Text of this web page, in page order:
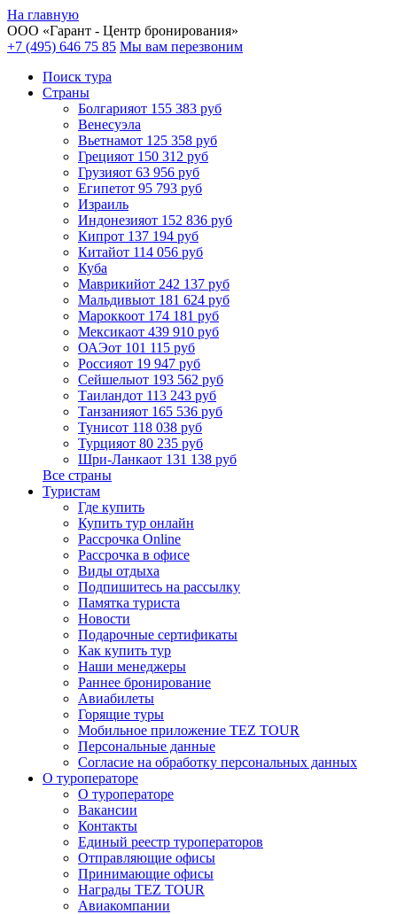
На главную
ООО «Гарант - Центр бронирования»
+7 (495) 646 75 85 Мы вам перезвоним
Поиск тура
Cтраны
Болгарияот 155 383 руб
Венесуэла
Вьетнамот 125 358 руб
Грецияот 150 312 руб
Грузияот 63 956 руб
Египетот 95 793 руб
Израиль
Индонезияот 152 836 руб
Кипрот 137 194 руб
Китайот 114 056 руб
Куба
Маврикийот 242 137 руб
Мальдивыот 181 624 руб
Мароккоот 174 181 руб
Мексикаот 439 910 руб
ОАЭот 101 115 руб
Россияот 19 947 руб
Сейшелыот 193 562 руб
Таиландот 113 243 руб
Танзанияот 165 536 руб
Тунисот 118 038 руб
Турцияот 80 235 руб
Шри-Ланкаот 131 138 руб
Все страны
Туристам
Где купить
Купить тур онлайн
Рассрочка Online
Рассрочка в офисе
Виды отдыха
Подпишитесь на рассылку
Памятка туриста
Новости
Подарочные сертификаты
Как купить тур
Наши менеджеры
Раннее бронирование
Авиабилеты
Горящие туры
Мобильное приложение TEZ TOUR
Персональные данные
Согласие на обработку персональных данных
О туроператоре
О туроператоре
Вакансии
Контакты
Единый реестр туроператоров
Отправляющие офисы
Принимающие офисы
Награды TEZ TOUR
Авиакомпании